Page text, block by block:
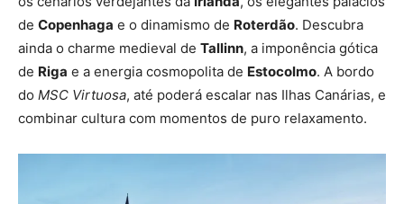
de Copenhaga e o dinamismo de Roterdão. Descubra
ainda o charme medieval de Tallinn, a imponência gótica
de Riga e a energia cosmopolita de Estocolmo. A bordo
do MSC Virtuosa, até poderá escalar nas Ilhas Canárias, e
combinar cultura com momentos de puro relaxamento.